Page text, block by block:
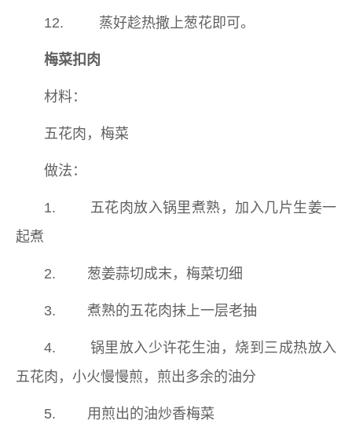
12. 蒸好趁热撒上葱花即可。
梅菜扣肉
材料：
五花肉，梅菜
做法：
1. 五花肉放入锅里煮熟，加入几片生姜一
起煮
2. 葱姜蒜切成末，梅菜切细
3. 煮熟的五花肉抹上一层老抽
4. 锅里放入少许花生油，烧到三成热放入
五花肉，小火慢慢煎，煎出多余的油分
5. 用煎出的油炒香梅菜